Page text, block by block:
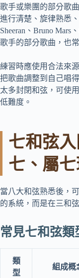
歌手或樂團的部分歌
進行清楚、旋律熟悉
Sheeran、Bruno Mars
歌手的部分歌曲，也
練習時應使用合法來
把歌曲調整到自己唱
太多封閉和弦，可使
低難度。
七和弦
七、屬
當八大和弦熟悉後，
的系統，而是在三和
常見七和弦類
類
型
組成概